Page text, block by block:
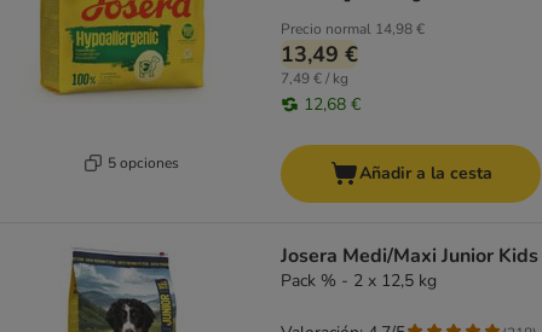
5 opciones
Precio normal 14,98 €
13,49 €
7,49 € / kg
12,68 €
Añadir a la cesta
Josera Medi/Maxi Junior Kids
Pack % - 2 x 12,5 kg